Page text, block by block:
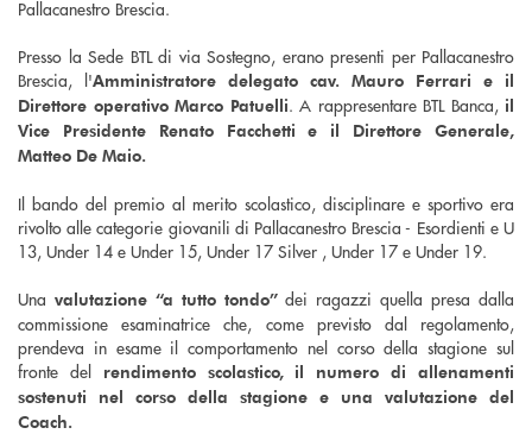
Pallacanestro Brescia.
Presso la Sede BTL di via Sostegno, erano presenti perPallacanestro
Brescia, l'Amministratore delegato cav. Mauro Ferrari e il
Direttore operativo Marco Patuelli. A rappresentare BTL Banca, il
Vice Presidente Renato Facchetti e il Direttore Generale,
Matteo De Maio.
Il bando del premio al merito scolastico, disciplinare e sportivo era
rivolto alle categorie giovanili di Pallacanestro Brescia - Esordienti e U
13, Under 14 e Under 15, Under 17 Silver , Under 17 e Under 19.
Una valutazione “a tutto tondo”dei ragazzi quella presa dalla
commissione esaminatrice che, come previsto dal regolamento,
prendeva in esame il comportamento nel corso della stagione sul
fronte del rendimento scolastico, il numero di allenamenti
sostenuti nel corso della stagione e una valutazione del
Coach.